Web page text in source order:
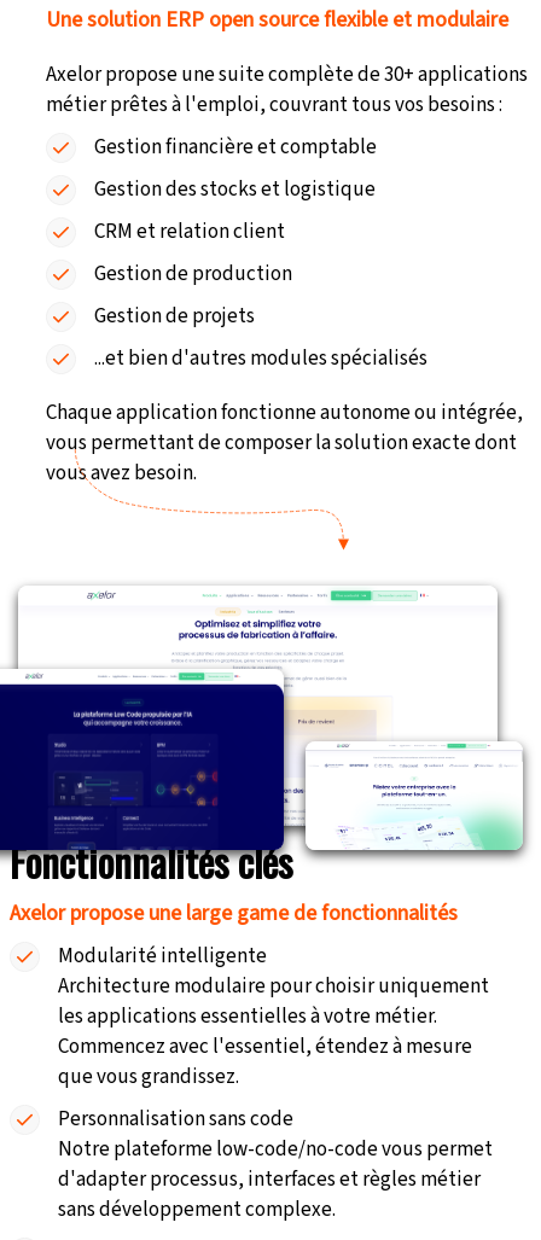
Une solution ERP open source flexible et modulaire
Axelor propose une suite complète de30+ applications
métierprêtes à l'emploi, couvrant tous vos besoins :
Gestion financièreet comptable
Gestion des stockset logistique
CRMet relation client
Gestion de production
Gestion de projets
...et bien d'autres modules spécialisés
Chaque application fonctionneautonome ou intégrée,
vous permettant de composer la solution exacte dont
vous avez besoin.
Fonctionnalités clés
Axelor propose une large game de fonctionnalités
Modularité intelligente
Architecture modulaire pour choisir uniquement
les applications essentielles à votre métier.
Commencez avec l'essentiel, étendez à mesure
que vous grandissez.
Personnalisation sans code
Notre plateformelow-code/no-codevous permet
d'adapter processus, interfaces et règles métier
sans développement complexe.